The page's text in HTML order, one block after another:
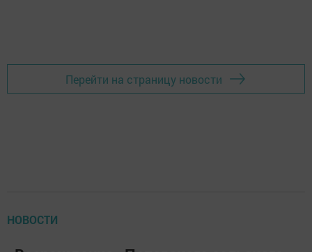
Перейти на страницу новости
НОВОСТИ